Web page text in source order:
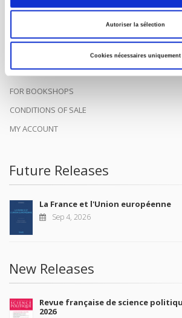
Autoriser la sélection
Cookies nécessaires uniquement
help public and political debate.continue
FOREIGN RIGHTS
FOR BOOKSHOPS
CONDITIONS OF SALE
MY ACCOUNT
Future Releases
La France et l'Union européenne
Sep 4, 2026
New Releases
Revue française de science
2026